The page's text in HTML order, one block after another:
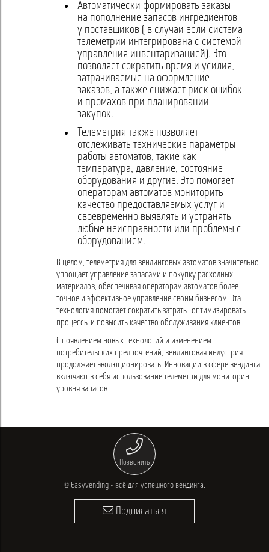
Автоматически формировать заказы
на пополнение запасов ингредиентов
у поставщиков ( в случаи если система
телеметрии интегрирована с системой
управления инвентаризацией). Это
позволяет сократить время и усилия,
затрачиваемые на оформление
заказов, а также снижает риск ошибок
и промахов при планировании
закупок.
Телеметрия также позволяет
отслеживать технические параметры
работы автоматов, такие как
температура, давление, состояние
оборудования и другие. Это помогает
операторам автоматов мониторить
качество предоставляемых услуг и
своевременно выявлять и устранять
любые неисправности или проблемы с
оборудованием.
В целом, телеметрия для вендинговых автоматов значительно
упрощает управление запасами и покупку расходных
материалов, обеспечивая операторам автоматов более
точное и эффективное управление своим бизнесом. Эта
технология помогает сократить затраты, оптимизировать
процессы и повысить качество обслуживания клиентов.
С появлением новых технологий и изменением
потребительских предпочтений, вендинговая индустрия
продолжает эволюционировать. Инновации в сфере вендинга
включают в себя использование телеметри для мониторинг
уровня запасов.
Позвонить
© Easyvending - всё для успешного вендинга.
Подписаться